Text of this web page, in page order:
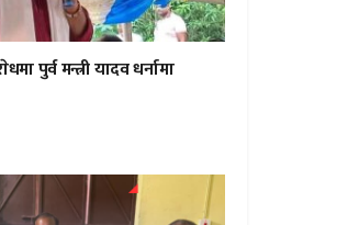
पुर्व मन्त्री यादव धर्नामा